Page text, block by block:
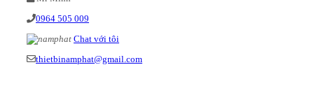
0964 505 009
Chat với tôi
thietbinamphat@gmail.com